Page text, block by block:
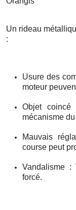
Un rideau
:
Usure des
moteur
Objet
mécanisme
Mauvais
course peut
Vandalisme :
forcé.